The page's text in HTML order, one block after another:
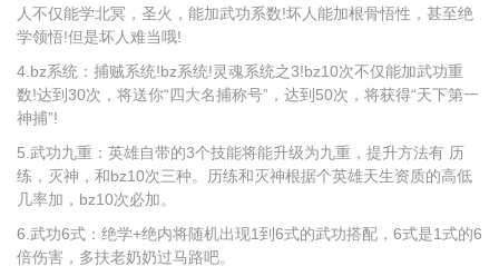
人不仅能学北冥，圣火，能加武功系数!坏人能加根骨悟性，甚至绝
学领悟!但是坏人难当哦!
4.bz系统：捕贼系统!bz系统!灵魂系统之3!bz10次不仅能加武功重
数!达到30次，将送你“四大名捕称号”，达到50次，将获得“天下第一
神捕”!
5.武功九重：英雄自带的3个技能将能升级为九重，提升方法有 历
练，灭神，和bz10次三种。历练和灭神根据个英雄天生资质的高低
几率加，bz10次必加。
6.武功6式：绝学+绝内将随机出现1到6式的武功搭配，6式是1式的6
倍伤害，多扶老奶奶过马路吧。